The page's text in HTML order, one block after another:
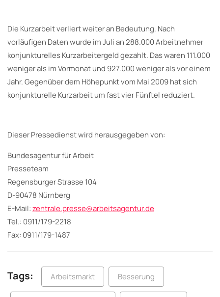
Die Kurzarbeit verliert weiter an Bedeutung. Nach
vorläufigen Daten wurde im Juli an 288.000 Arbeitnehmer
konjunkturelles Kurzarbeitergeld gezahlt. Das waren 111.000
weniger als im Vormonat und 927.000 weniger als vor einem
Jahr. Gegenüber dem Höhepunkt vom Mai 2009 hat sich
konjunkturelle Kurzarbeit um fast vier Fünftel reduziert.
Dieser Pressedienst wird herausgegeben von:
Bundesagentur für Arbeit
Presseteam
Regensburger Strasse 104
D-90478 Nürnberg
E-Mail:zentrale.presse@arbeitsagentur.de
Tel.: 0911/179-2218
Fax: 0911/179-1487
Tags: Arbeitsmarkt Besserung